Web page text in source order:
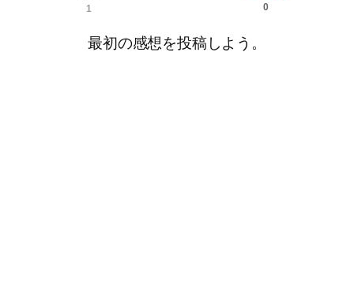
1 0
最初の感想を投稿しよう。